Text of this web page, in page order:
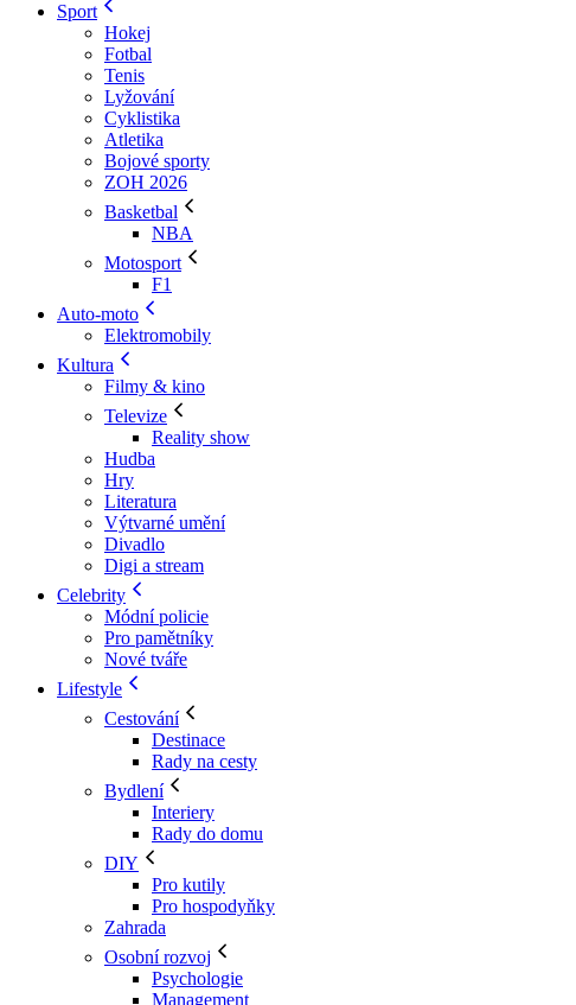
Sport
Hokej
Fotbal
Tenis
Lyžování
Cyklistika
Atletika
Bojové sporty
ZOH 2026
Basketbal
NBA
Motosport
F1
Auto-moto
Elektromobily
Kultura
Filmy & kino
Televize
Reality show
Hudba
Hry
Literatura
Výtvarné umění
Divadlo
Digi a stream
Celebrity
Módní policie
Pro pamětníky
Nové tváře
Lifestyle
Cestování
Destinace
Rady na cesty
Bydlení
Interiery
Rady do domu
DIY
Pro kutily
Pro hospodyňky
Zahrada
Osobní rozvoj
Psychologie
Management